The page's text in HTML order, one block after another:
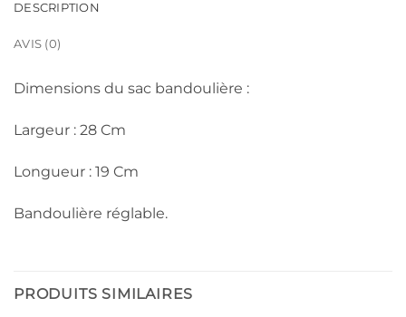
DESCRIPTION
AVIS (0)
Dimensions du sac bandoulière :
Largeur : 28 Cm
Longueur : 19 Cm
Bandoulière réglable.
PRODUITS SIMILAIRES